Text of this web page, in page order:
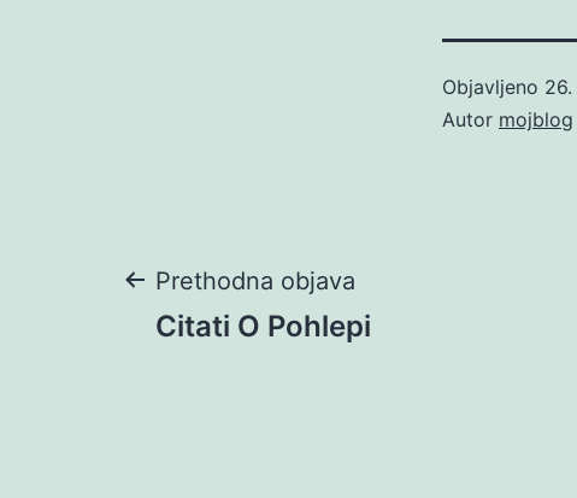
Objavljeno
Autor mojblog
Navigacija
Prethodna objava
Citati O Pohlepi